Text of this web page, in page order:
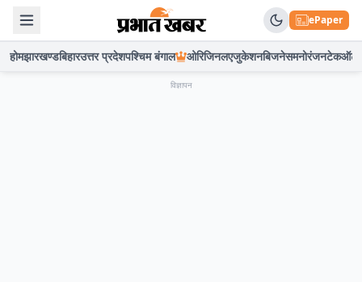
ePaper
होमझारखण्डबिहारउत्तर प्रदेशपश्चिम बंगाल ओरिजिनलएजुकेशनबिजनेसमनोरंजनटेकऑटो
विज्ञापन